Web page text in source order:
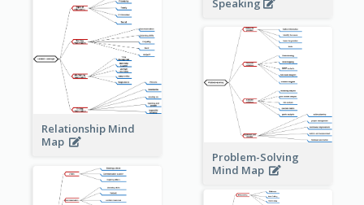
Speaking
Relationship Mind
Map
Problem-Solving
Mind Map